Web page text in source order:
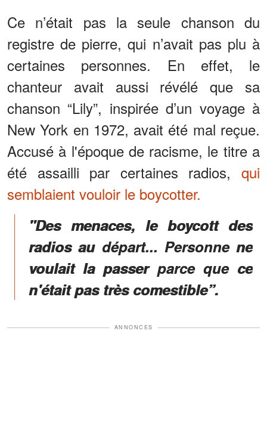
Ce n’était pas la seule chanson du
registre de pierre, qui n’avait pas plu à
certaines personnes. En effet, le
chanteur avait aussi révélé que sa
chanson “Lily”, inspirée d’un voyage à
New York en 1972, avait été mal reçue.
Accusé à l'époque de racisme, le titre a
été assailli par certaines radios, qui
semblaient vouloir le boycotter.
"Des menaces, le boycott des
radios au départ... Personne ne
voulait la passer parce que ce
n'était pas très comestible”.
ANNONCES